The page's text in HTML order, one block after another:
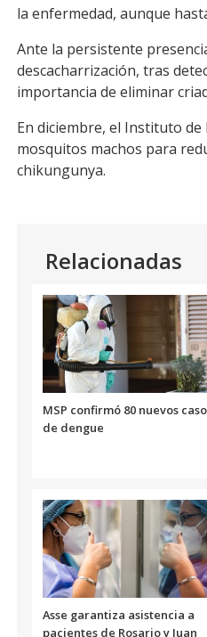
WhatsApp
Email
la enfermedad, aunque
Ante la persistente
descacharrización, tras
importancia de eliminar
En diciembre, el Instituto
mosquitos machos para
chikungunya.
Relacionadas
MSP confirmó 80 nuevos
de dengue
Asse garantiza asistencia a
pacientes de Rosario y Juan